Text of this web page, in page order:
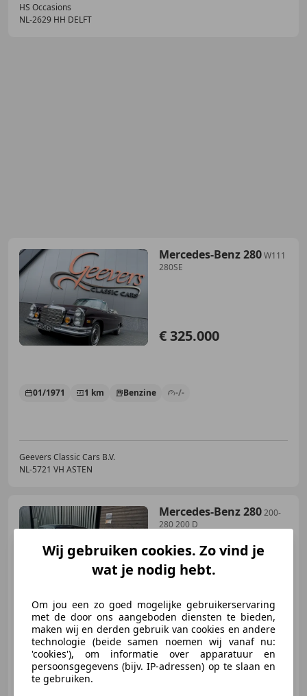
HS Occasions
NL-2629 HH DELFT
Mercedes-Benz 280W111
280SE
€ 325.000
01/1971 1 km Benzine -/-
Geevers Classic Cars B.V.
NL-5721 VH ASTEN
Mercedes-Benz 280200-
280 200 D
01/1967 22.320 km Diesel
Wij gebruiken cookies. Zo vind je
wat je nodig hebt.
Om jou een zo goed mogelijke gebruikerservaring
met de door ons aangeboden diensten te bieden,
maken wij en derden gebruik van cookies en andere
technologie (beide samen noemen wij vanaf nu:
'cookies'), om informatie over apparatuur en
persoonsgegevens (bijv. IP-adressen) op te slaan en
te gebruiken.